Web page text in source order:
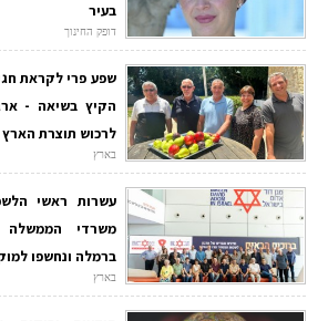
בעיר
דופק החינוך
שפע פרי לקראת
הקיץ בשיאה -
לרכוש תוצרת הארץ
בארץ
עשרות ראשי
משרדי הממשלה
ברמלה ונחשפו למוקד
בארץ